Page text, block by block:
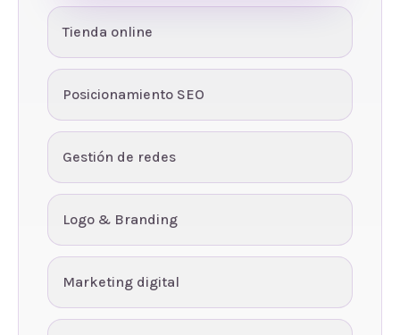
Tienda online
Posicionamiento SEO
Gestión de redes
Logo & Branding
Marketing digital